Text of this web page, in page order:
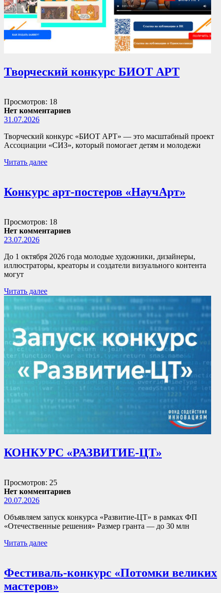
Творческий конкурс БИОТ АРТ
Просмотров: 18
Нет комментариев
31.07.2026
Творческий конкурс «БИОТ АРТ» — это масштабный проект
Ассоциации «СИЗ», который помогает детям и молодежи
Читать далее
Конкурс арт-постеров «НаучАрт»
Просмотров: 18
Нет комментариев
23.07.2026
До 1 октября 2026 года молодые художники, дизайнеры,
иллюстраторы, креаторы и создатели визуального контента
могут
Читать далее
КОНКУРС «РАЗВИТИЕ-ЦТ»
Просмотров: 25
Нет комментариев
20.07.2026
Объявляем запуск конкурса «Развитие-ЦТ» в рамках ФП
«Отечественные решения» Размер гранта — до 30 млн
Читать далее
Фестиваль-конкурс «Потомки великих
мастеров»